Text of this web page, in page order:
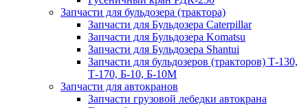
Запчасти для бульдозера (трактора)
Запчасти для Бульдозера Caterpillar
Запчасти для Бульдозера Komatsu
Запчасти для Бульдозера Shantui
Запчасти для бульдозеров (тракторов) Т-130,
Т-170, Б-10, Б-10М
Запчасти для автокранов
Запчасти грузовой лебедки автокрана